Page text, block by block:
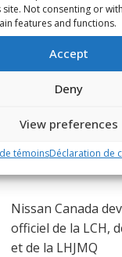
Not consenting or
features and functions.
Accept
Deny
View preferences
témoinsDéclaration de
Previous
post:
Boston Pizza
NEXT
post:
Groupe
lors de matchs
Nissan Canada
officiel de la LCH,
et de la LHJMQ